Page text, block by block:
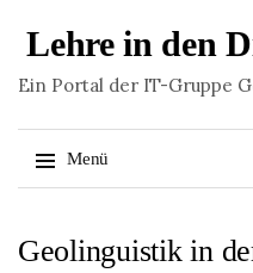
Lehre in den
Ein Portal der IT-Gruppe
Menü
zum
Geolinguistik in